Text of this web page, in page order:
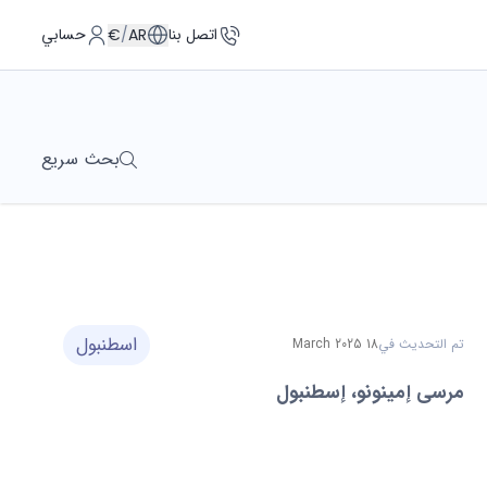
اتصل بنا AR
/
€ حسابي
بحث سريع
تم التحديث في18 March 2025 اسطنبول
مرسى إمينونو، إسطنبول